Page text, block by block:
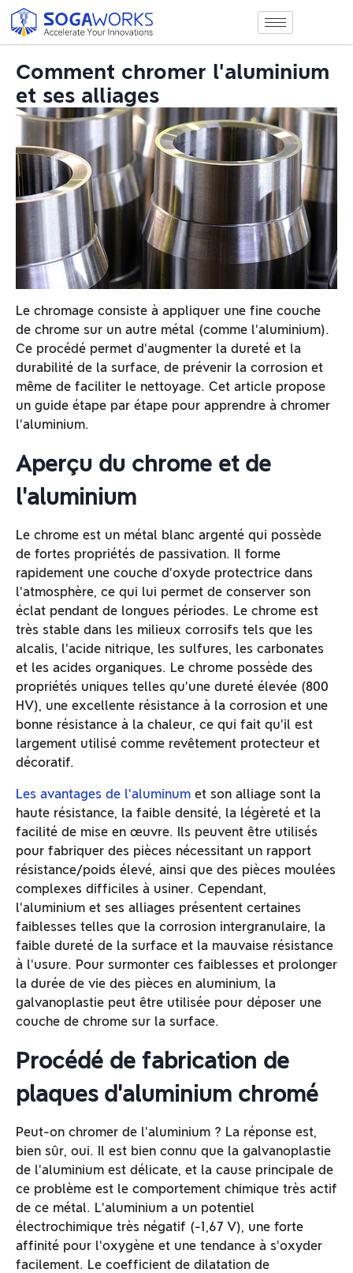
Comment chromer l'aluminium
et ses alliages
Le chromage consiste à appliquer une fine couche
de chrome sur un autre métal (comme l'aluminium).
Ce procédé permet d'augmenter la dureté et la
durabilité de la surface, de prévenir la corrosion et
même de faciliter le nettoyage. Cet article propose
un guide étape par étape pour apprendre à chromer
l'aluminium.
Aperçu du chrome et de
l'aluminium
Le chrome est un métal blanc argenté qui possède
de fortes propriétés de passivation. Il forme
rapidement une couche d'oxyde protectrice dans
l'atmosphère, ce qui lui permet de conserver son
éclat pendant de longues périodes. Le chrome est
très stable dans les milieux corrosifs tels que les
alcalis, l'acide nitrique, les sulfures, les carbonates
et les acides organiques. Le chrome possède des
propriétés uniques telles qu'une dureté élevée (800
HV), une excellente résistance à la corrosion et une
bonne résistance à la chaleur, ce qui fait qu'il est
largement utilisé comme revêtement protecteur et
décoratif.
Les avantages de l'aluminum et son alliage sont la
haute résistance, la faible densité, la légèreté et la
facilité de mise en œuvre. Ils peuvent être utilisés
pour fabriquer des pièces nécessitant un rapport
résistance/poids élevé, ainsi que des pièces moulées
complexes difficiles à usiner. Cependant,
l'aluminium et ses alliages présentent certaines
faiblesses telles que la corrosion intergranulaire, la
faible dureté de la surface et la mauvaise résistance
à l'usure. Pour surmonter ces faiblesses et prolonger
la durée de vie des pièces en aluminium, la
galvanoplastie peut être utilisée pour déposer une
couche de chrome sur la surface.
Procédé de fabrication de
plaques d'aluminium chromé
Peut-on chromer de l'aluminium ? La réponse est,
bien sûr, oui. Il est bien connu que la galvanoplastie
de l'aluminium est délicate, et la cause principale de
ce problème est le comportement chimique très actif
de ce métal. L'aluminium a un potentiel
électrochimique très négatif (-1,67 V), une forte
affinité pour l'oxygène et une tendance à s'oxyder
facilement. Le coefficient de dilatation de